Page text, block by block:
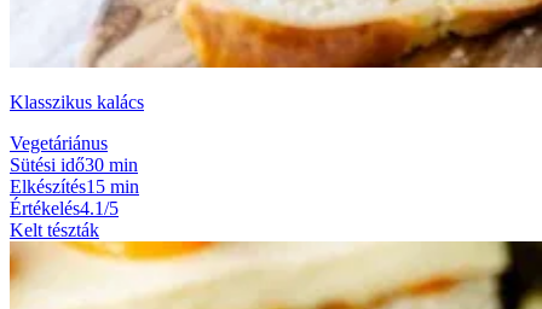
Klasszikus kalács
Vegetáriánus
Sütési idő30 min
Elkészítés15 min
Értékelés4.1/5
Kelt tészták